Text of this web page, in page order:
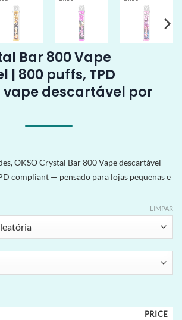
Bar 800 Vape
| 800 puffs, TPD
descartável por
OKSO Crystal Bar 800 Vape descartável
compliant — pensado para lojas pequenas e
LIMPAR
PRICE